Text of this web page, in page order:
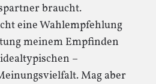
braucht.
eine Wahlempfehlung
meinem Empfinden
–
Mag aber